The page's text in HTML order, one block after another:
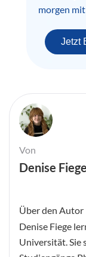
morgen
Jetzt
Von
Denise Fiege
Über den Autor
Denise Fiege
Universität. Sie